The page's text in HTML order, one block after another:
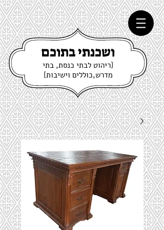
ושכנתי בתוכם
{ריהוט לבתי כנסת, בתי
מדרש,כוללים וישיבות}